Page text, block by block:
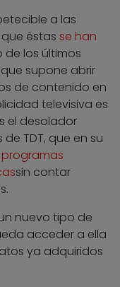
a las
éstas se han
de los últimos
supone abrir
de contenido en
televisiva es
el desolador
TDT, que en su
sin contar
nuevo tipo de
acceder a ella
ya adquiridos